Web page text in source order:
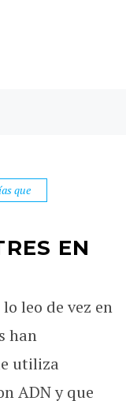
que
EN
leo de vez en
han
utiliza
ADN y que